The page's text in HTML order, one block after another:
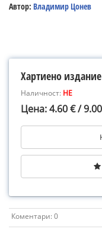
Автор: Владимир Цонев
Хартиено издание
Наличност: НЕ
Цена: 4.60 € /
Коментари: 0